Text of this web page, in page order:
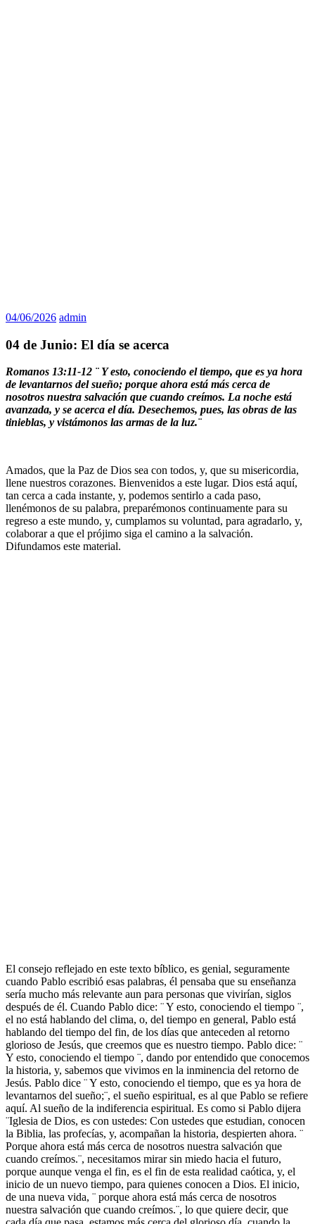
04/06/2026 admin
04 de Junio: El día se acerca
Romanos 13:11-12 ¨ Y esto, conociendo el tiempo, que es ya hora
de levantarnos del sueño; porque ahora está más cerca de
nosotros nuestra salvación que cuando creímos. La noche está
avanzada, y se acerca el día. Desechemos, pues, las obras de las
tinieblas, y vistámonos las armas de la luz.¨
Amados, que la Paz de Dios sea con todos, y, que su misericordia,
llene nuestros corazones. Bienvenidos a este lugar. Dios está aquí,
tan cerca a cada instante, y, podemos sentirlo a cada paso,
llenémonos de su palabra, preparémonos continuamente para su
regreso a este mundo, y, cumplamos su voluntad, para agradarlo, y,
colaborar a que el prójimo siga el camino a la salvación.
Difundamos este material.
El consejo reflejado en este texto bíblico, es genial, seguramente
cuando Pablo escribió esas palabras, él pensaba que su enseñanza
sería mucho más relevante aun para personas que vivirían, siglos
después de él. Cuando Pablo dice: ¨ Y esto, conociendo el tiempo ¨,
el no está hablando del clima, o, del tiempo en general, Pablo está
hablando del tiempo del fin, de los días que anteceden al retorno
glorioso de Jesús, que creemos que es nuestro tiempo. Pablo dice: ¨
Y esto, conociendo el tiempo ¨, dando por entendido que conocemos
la historia, y, sabemos que vivimos en la inminencia del retorno de
Jesús. Pablo dice ¨ Y esto, conociendo el tiempo, que es ya hora de
levantarnos del sueño;¨, el sueño espiritual, es al que Pablo se refiere
aquí. Al sueño de la indiferencia espiritual. Es como si Pablo dijera
¨Iglesia de Dios, es con ustedes: Con ustedes que estudian, conocen
la Biblia, las profecías, y, acompañan la historia, despierten ahora. ¨
Porque ahora está más cerca de nosotros nuestra salvación que
cuando creímos.¨, necesitamos mirar sin miedo hacia el futuro,
porque aunque venga el fin, es el fin de esta realidad caótica, y, el
inicio de un nuevo tiempo, para quienes conocen a Dios. El inicio,
de una nueva vida, ¨ porque ahora está más cerca de nosotros
nuestra salvación que cuando creímos.¨, lo que quiere decir, que